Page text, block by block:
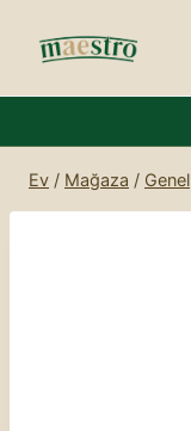
Ev / Mağaza / Genel